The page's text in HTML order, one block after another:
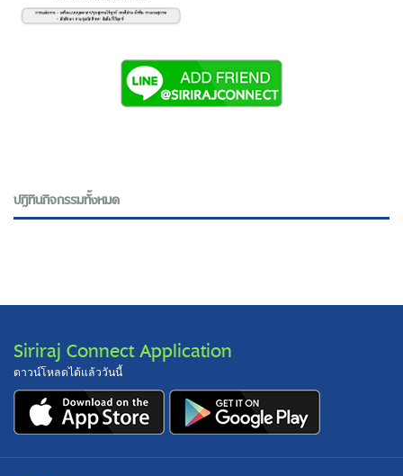
ปฎิทินกิจกรรมทั้งหมด
Siriraj Connect Application
ดาวน์โหลดได้แล้ววันนี้